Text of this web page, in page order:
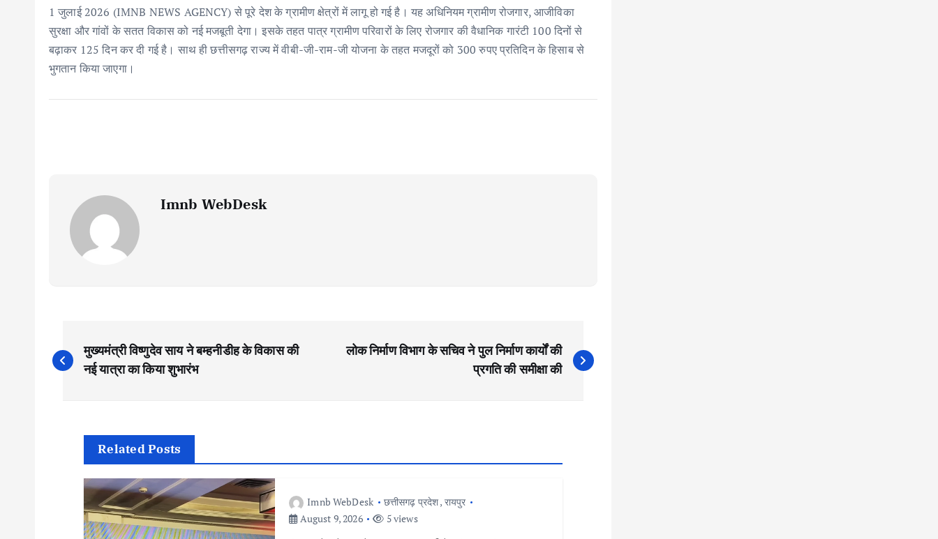
1 जुलाई 2026 (IMNB NEWS AGENCY) से पूरे देश के ग्रामीण क्षेत्रों में लागू हो गई है। यह अधिनियम ग्रामीण रोजगार, आजीविका
सुरक्षा और गांवों के सतत विकास को नई मजबूती देगा। इसके तहत पात्र ग्रामीण परिवारों के लिए रोजगार की वैधानिक गारंटी 100 दिनों से
बढ़ाकर 125 दिन कर दी गई है। साथ ही छत्तीसगढ़ राज्य में वीबी-जी-राम-जी योजना के तहत मजदूरों को 300 रुपए प्रतिदिन के हिसाब से
भुगतान किया जाएगा।
Imnb WebDesk
P
o
मुख्यमंत्री विष्णुदेव साय ने बम्हनीडीह के विकास की
नई यात्रा का किया शुभारंभ
लोक निर्माण विभाग के सचिव ने पुल निर्माण कार्यों की
प्रगति की समीक्षा की
Related Posts
Imnb WebDesk छत्तीसगढ़ प्रदेश, रायपुर
August 9, 2026
5 views